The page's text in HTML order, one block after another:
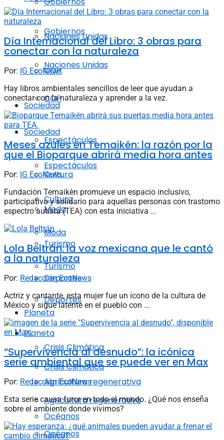
Naciones Unidas
COP
Sociedad
Espectáculos
Cultura
Moda
Turismo
Deportes
Planeta
Crisis Climática
Agricultura regenerativa
Océanos
Gobiernos
Naciones Unidas
COP
Sociedad
Espectáculos
Cultura
Moda
Turismo
Deportes
Planeta
Crisis Climática
Agricultura regenerativa
Océanos
Día Internacional del Libro: 3 obras para
conectar con la naturaleza
Por: IG EcoNews
Hay libros ambientales sencillos de leer que ayudan a
conectar con la naturaleza y aprender a la vez.
Meses azules en Temaikén: la razón por la
que el Bioparque abrirá media hora antes
Por: IG EcoNews
Fundación Temaikèn promueve un espacio inclusivo,
participativo y solidario para aquellas personas con trastorno
espectro autista (TEA) con esta iniciativa ...
Lola Beltrán: la voz mexicana que le cantó
a la naturaleza
Por: Redacción EcoNews
Actriz y cantante, esta mujer fue un ícono de la cultura de
México y sigue latente en el pueblo con ...
“Supervivencia al desnudo”: la icónica
serie ambiental que se puede ver en Max
Por: Redacción EcoNews
Esta serie causa furor en todo el mundo. ¿Qué nos enseña
sobre el ambiente donde vivimos?